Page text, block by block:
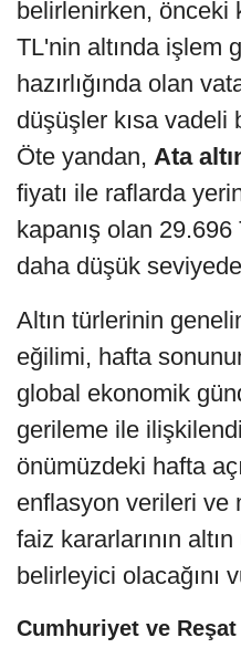
belirlenirken, önceki
TL'nin altında işlem
hazırlığında olan
düşüşler kısa vadeli
Öte yandan, Ata
fiyatı ile raflarda
kapanış olan
daha düşük
Altın türlerinin
eğilimi, hafta
global ekonomik
gerileme ile
önümüzdeki hafta
enflasyon verileri ve
faiz kararlarının
belirleyici olacağını
Cumhuriyet ve Reşat